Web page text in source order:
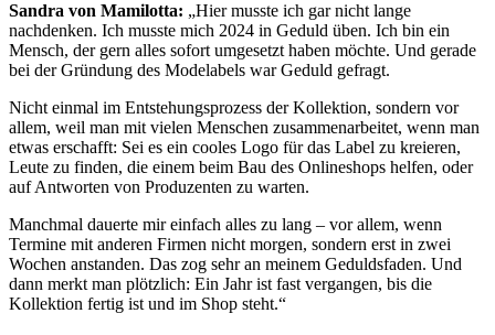
Sandra von Mamilotta: „Hier musste ich gar nicht lange
nachdenken. Ich musste mich 2024 in Geduld üben. Ich bin ein
Mensch, der gern alles sofort umgesetzt haben möchte. Und gerade
bei der Gründung des Modelabels war Geduld gefragt.
Nicht einmal im Entstehungsprozess der Kollektion, sondern vor
allem, weil man mit vielen Menschen zusammenarbeitet, wenn man
etwas erschafft: Sei es ein cooles Logo für das Label zu kreieren,
Leute zu finden, die einem beim Bau des Onlineshops helfen, oder
auf Antworten von Produzenten zu warten.
Manchmal dauerte mir einfach alles zu lang – vor allem, wenn
Termine mit anderen Firmen nicht morgen, sondern erst in zwei
Wochen anstanden. Das zog sehr an meinem Geduldsfaden. Und
dann merkt man plötzlich: Ein Jahr ist fast vergangen, bis die
Kollektion fertig ist und im Shop steht.“